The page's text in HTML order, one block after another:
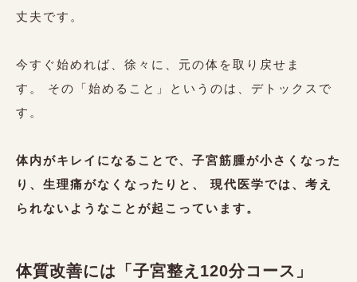
丈夫です。
今すぐ始めれば、徐々に、元の体を取り戻せま
す。
その「始めること」というのは、デトックスで
す。
体内がキレイになることで、子宮筋腫が小さくなった
り、生理痛がなくなったりと、 現代医学では、考え
られないようなことが起こっています。
体質改善には「子宮整え120分コース」